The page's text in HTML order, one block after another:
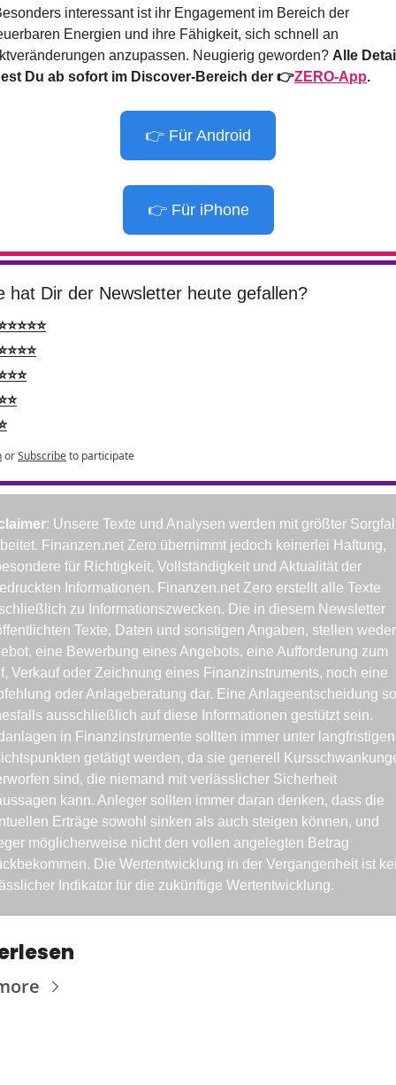
interessant ist ihr Engagement im Bereich der
Energien und ihre Fähigkeit, sich schnell an
anzupassen. Neugierig geworden? Alle
Du ab sofort im Discover-Bereich der 👉ZERO-App.
👉 Für Android
👉 Für iPhone
hat Dir der Newsletter heute gefallen?
orSubscribeto participate
: Unsere Texte und Analysen werden mit größter
Finanzen.net Zero übernimmt jedoch keinerlei Haftung,
für Richtigkeit, Vollständigkeit und Aktualität der
Informationen. Finanzen.net Zero erstellt alle Texte
zu Informationszwecken. Die in diesem Newsletter
Texte, Daten und sonstigen Angaben, stellen
eine Bewerbung eines Angebots, eine Aufforderung zum
Verkauf oder Zeichnung eines Finanzinstruments, noch eine
oder Anlageberatung dar. Eine Anlageentscheidung
ausschließlich auf diese Informationen gestützt sein.
in Finanzinstrumente sollten immer unter langfristigen
getätigt werden, da sie generell
sind, die niemand mit verlässlicher Sicherheit
kann. Anleger sollten immer daran denken, dass die
Erträge sowohl sinken als auch steigen können, und
möglicherweise nicht den vollen angelegten Betrag
Die Wertentwicklung in der Vergangenheit ist
Indikator für die zukünftige Wertentwicklung.